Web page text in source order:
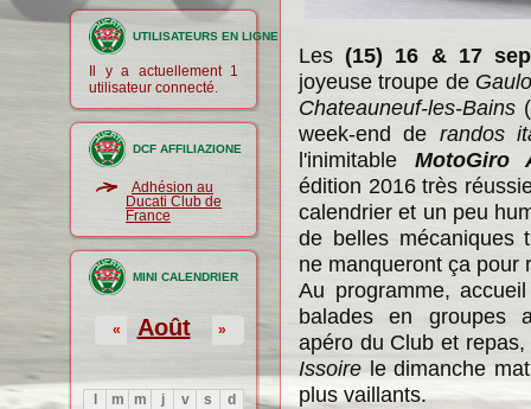
UTILISATEURS EN LIGNE
Il y a actuellement 1
utilisateur connecté.
DCF AFFILIAZIONE
Adhésion au
Ducati Club de
France
MINI CALENDRIER
Août
« »
m m j v s
d
Les (15) 16 & 17
joyeuse troupe de
Chateauneuf-les-Bains
week-end de randos
l'inimitable MotoGiro
édition 2016 très
calendrier et un peu
de belles mécaniques
ne manqueront ça pour
Au programme,
balades en groupes
apéro du Club et
Issoire le dimanche
plus vaillants.